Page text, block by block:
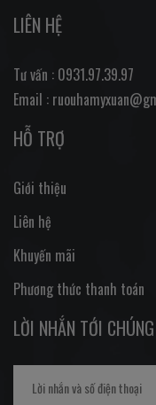
LIÊN HỆ
Tư vấn : 0931.97.39.97
Email :
HỖ TRỢ
Giới thiệu
Liên hệ
Khuyến mãi
Phương thức thanh toán
LỜI NHẮN TỚI